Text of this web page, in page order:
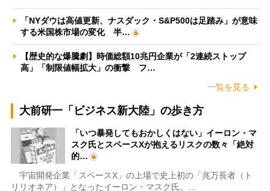
「NYダウは高値更新、ナスダック・S&P500は足踏み」が意味
する米国株市場の変化 半…
【歴史的な爆騰劇】時価総額10兆円企業が「2連続ストップ
高」「制限値幅拡大」の衝撃 フ…
一覧を見る
大前研一「ビジネス新大陸」の歩き方
「いつ暴発してもおかしくはない」イーロン・マ
スク氏とスペースXが抱えるリスクの数々「絶対
的…
宇宙開発企業「スペースX」の上場で史上初の「兆万長者（ト
リリオネア）」となったイーロン・マスク氏。…